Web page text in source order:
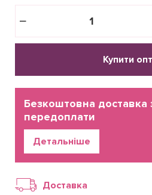
Купити
Детальніше
Безкоштовна доставка
передоплати
Доставка